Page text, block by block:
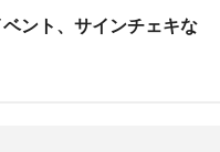
ント、サインチェキな